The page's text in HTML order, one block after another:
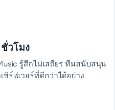
วโมง
รู้สึกไม่เสถียร ทีมสนับสนุน
ร์ฟเวอร์ที่ดีกว่าได้อย่าง